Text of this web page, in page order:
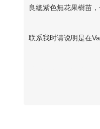
良總紫色無花果樹苗
联系我时请说明是在